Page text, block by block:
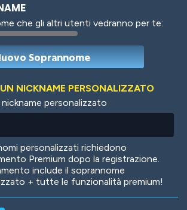
Jungle Cats
che gli altri utenti vedranno per te:
NICKNAME PERSONALIZZATO
personalizzato
personalizzati richiedono
Premium dopo la registrazione.
include il soprannome
+ tutte le funzionalità premium!